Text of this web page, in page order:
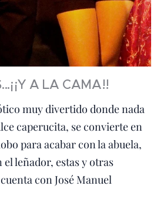
A LA CAMA!!
muy divertido donde nada
caperucita, se convierte en
para acabar con la abuela,
leñador, estas y otras
con José Manuel